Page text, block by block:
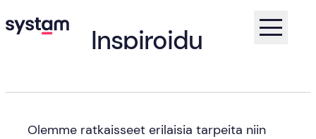
Inspiroidu
Olemme ratkaisseet erilaisia tarpeita niin